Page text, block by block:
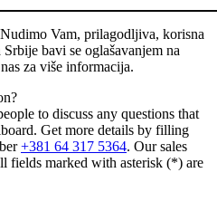
Vam, prilagodljiva, korisna
bavi se oglašavanjem na
za više informacija.
to discuss any questions that
Get more details by filling
+381 64 317 5364. Our sales
fields marked with asterisk (*) are